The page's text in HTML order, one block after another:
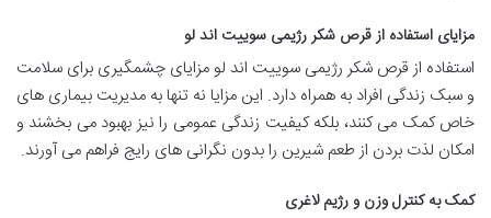
مزایای استفاده از قرص شکر رژیمی سوییت اند لو
استفاده از قرص شکر رژیمی سوییت اند لو مزایای چشمگیری برای سلامت
و سبک زندگی افراد به همراه دارد. این مزایا نه تنها به مدیریت بیماری های
خاص کمک می کنند، بلکه کیفیت زندگی عمومی را نیز بهبود می بخشند و
امکان لذت بردن از طعم شیرین را بدون نگرانی های رایج فراهم می آورند.
کمک به کنترل وزن و رژیم لاغری